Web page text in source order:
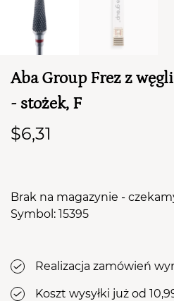
PRZEJDŹ DO
Aba Group Frez z
- stożek, F
$6,31
Brak na magazynie -
Symbol: 15395
Realizacja zamówień
Koszt wysyłki już od